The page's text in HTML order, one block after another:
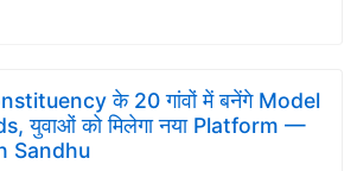
के 20 गांवों में बनेंगे Model
युवाओं को मिलेगा नया Platform —
Sandhu